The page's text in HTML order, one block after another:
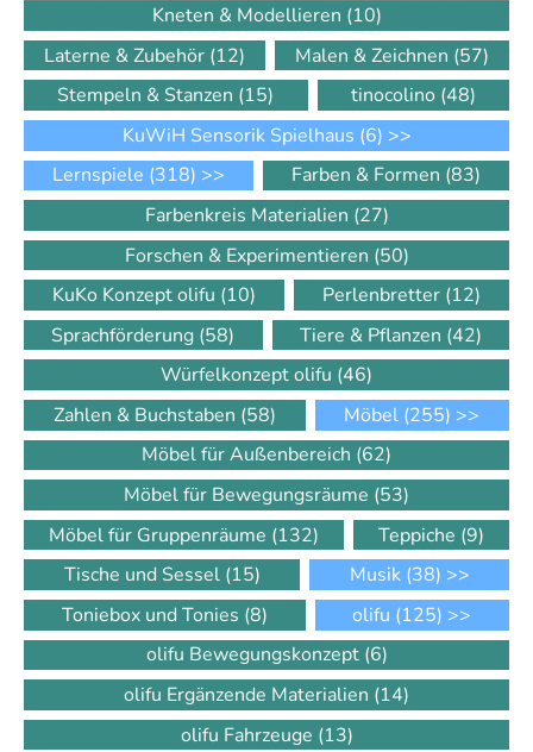
Kneten & Modellieren (10)
Laterne & Zubehör (12) Malen & Zeichnen (57)
Stempeln & Stanzen (15) tinocolino (48)
KuWiH Sensorik Spielhaus (6) >>
Lernspiele (318) >> Farben & Formen (83)
Farbenkreis Materialien (27)
Forschen & Experimentieren (50)
KuKo Konzept olifu (10) Perlenbretter (12)
Sprachförderung (58) Tiere & Pflanzen (42)
Würfelkonzept olifu (46)
Zahlen & Buchstaben (58) Möbel (255) >>
Möbel für Außenbereich (62)
Möbel für Bewegungsräume (53)
Möbel für Gruppenräume (132) Teppiche (9)
Tische und Sessel (15) Musik (38) >>
Toniebox und Tonies (8) olifu (125) >>
olifu Bewegungskonzept (6)
olifu Ergänzende Materialien (14)
olifu Fahrzeuge (13)